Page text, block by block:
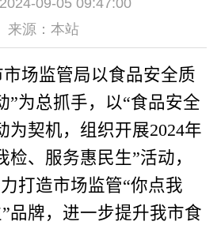
来源：本站
场监管局以食品安全质
”为总抓手，以“食品安全
为契机，组织开展2024年
检、服务惠民生”活动，
打造市场监管“你点我
品牌，进一步提升我市食